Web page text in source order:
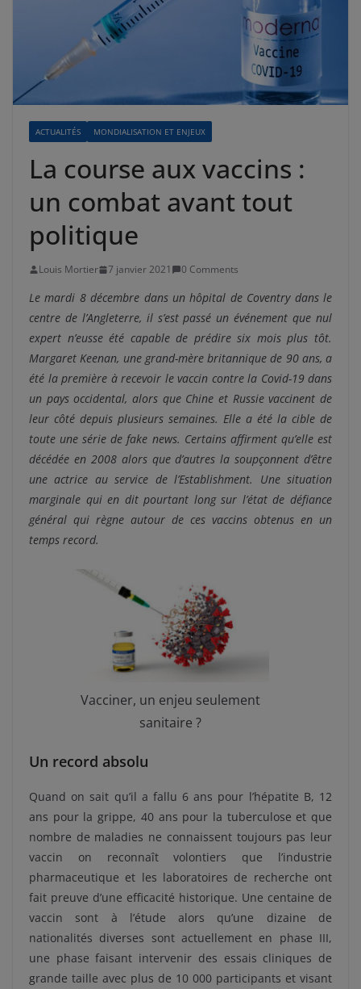
ACTUALITÉS MONDIALISATION ET ENJEUX
La course aux vaccins :
un combat avant tout
politique
Louis Mortier 7 janvier 2021 0 Comments
Le mardi 8 décembre dans un hôpital de Coventry dans le
centre de l’Angleterre, il s’est passé un événement que nul
expert n’eusse été capable de prédire six mois plus tôt.
Margaret Keenan, une grand-mère britannique de 90 ans, a
été la première à recevoir le vaccin contre la Covid-19 dans
un pays occidental, alors que Chine et Russie vaccinent de
leur côté depuis plusieurs semaines. Elle a été la cible de
toute une série de fake news. Certains affirment qu’elle est
décédée en 2008 alors que d’autres la soupçonnent d’être
une actrice au service de l’Establishment. Une situation
marginale qui en dit pourtant long sur l’état de défiance
général qui règne autour de ces vaccins obtenus en un
temps record.
Vacciner, un enjeu seulement
sanitaire ?
Un record absolu
Quand on sait qu’il a fallu 6 ans pour l’hépatite B, 12
ans pour la grippe, 40 ans pour la tuberculose et que
nombre de maladies ne connaissent toujours pas leur
vaccin on reconnaît volontiers que l’industrie
pharmaceutique et les laboratoires de recherche ont
fait preuve d’une efficacité historique. Une centaine de
vaccin sont à l’étude alors qu’une dizaine de
nationalités diverses sont actuellement en phase III,
une phase faisant intervenir des essais cliniques de
grande taille avec plus de 10 000 participants et visant